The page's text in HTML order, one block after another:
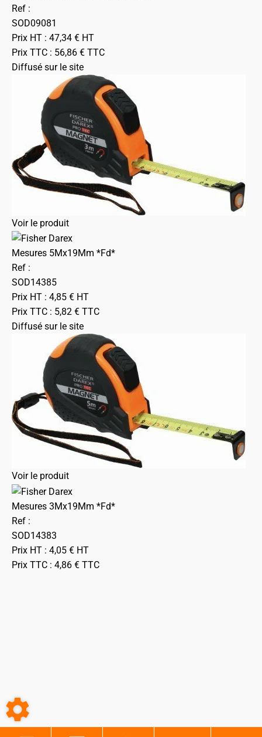
Ref :
SOD09081
Prix HT : 47,34 € HT
Prix TTC : 56,86 € TTC
Diffusé sur le site
Voir le produit
Mesures 5Mx19Mm *Fd*
Ref :
SOD14385
Prix HT : 4,85 € HT
Prix TTC : 5,82 € TTC
Diffusé sur le site
Voir le produit
Mesures 3Mx19Mm *Fd*
Ref :
SOD14383
Prix HT : 4,05 € HT
Prix TTC : 4,86 € TTC